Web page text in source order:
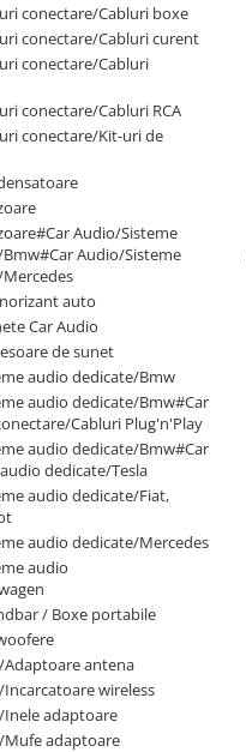
conectare/Cabluri boxe
conectare/Cabluri curent
conectare/Cabluri
conectare/Cabluri RCA
conectare/Kit-uri de
Audio/Sisteme
Audio/Sisteme
auto
Car Audio
de sunet
audio dedicate/Bmw
audio dedicate/Bmw#Car
Cabluri Plug'n'Play
audio dedicate/Bmw#Car
dedicate/Tesla
audio dedicate/Fiat,
audio dedicate/Mercedes
audio
/ Boxe portabile
antena
wireless
adaptoare
adaptoare